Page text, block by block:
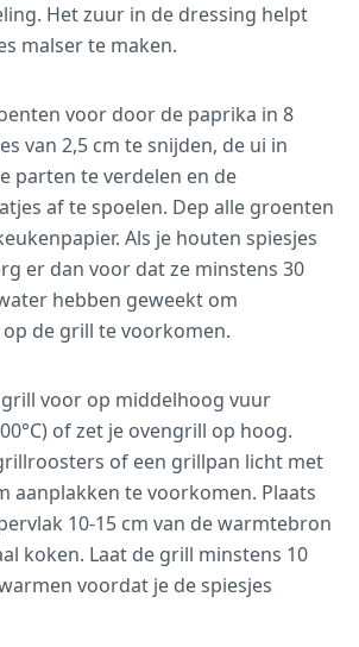
Het zuur in de dressing helpt
malser te maken.
voor door de paprika in 8
van 2,5 cm te snijden, de ui in
parten te verdelen en de
af te spoelen. Dep alle groenten
Als je houten spiesjes
er dan voor dat ze minstens 30
hebben geweekt om
de grill te voorkomen.
voor op middelhoog vuur
of zet je ovengrill op hoog.
of een grillpan licht met
aanplakken te voorkomen. Plaats
10-15 cm van de warmtebron
koken. Laat de grill minstens 10
voordat je de spiesjes